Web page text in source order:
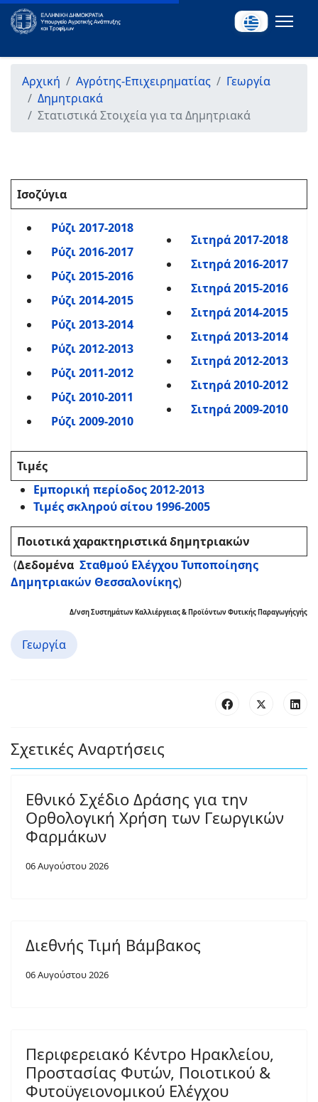
Αρχική Αγρότης-Επιχειρηματίας
Γεωργία
Δημητριακά
Στατιστικά Στοιχεία για τα Δημητριακά
Ισοζύγια
Ρύζι 2017-2018
Ρύζι 2016-2017
Ρύζι 2015-2016
Ρύζι 2014-2015
Ρύζι 2013-2014
Ρύζι 2012-2013
Ρύζι 2011-2012
Ρύζι 2010-2011
Ρύζι 2009-2010
Σιτηρά 2017-2018
Σιτηρά 2016-2017
Σιτηρά 2015-2016
Σιτηρά 2014-2015
Σιτηρά 2013-2014
Σιτηρά 2012-2013
Σιτηρά 2010-2012
Σιτηρά 2009-2010
Τιμές
Εμπορική περίοδος 2012-2013
Τιμές σκληρού σίτου 1996-2005
Ποιοτικά χαρακτηριστικά δημητριακών
(Δεδομένα Σταθμού Ελέγχου Τυποποίησης
Δημητριακών Θεσσαλονίκης)
Δ/νση Συστημάτων Καλλιέργειας & Προϊόντων Φυτικής Παραγωγήςγής
Γεωργία
Σχετικές Αναρτήσεις
Εθνικό Σχέδιο Δράσης για την
Ορθολογική Χρήση των Γεωργικών
Φαρμάκων
06 Αυγούστου 2026
Διεθνής Τιμή Βάμβακος
06 Αυγούστου 2026
Περιφερειακό Κέντρο Ηρακλείου,
Προστασίας Φυτών, Ποιοτικού &
Φυτοϋγειονομικού Ελέγχου